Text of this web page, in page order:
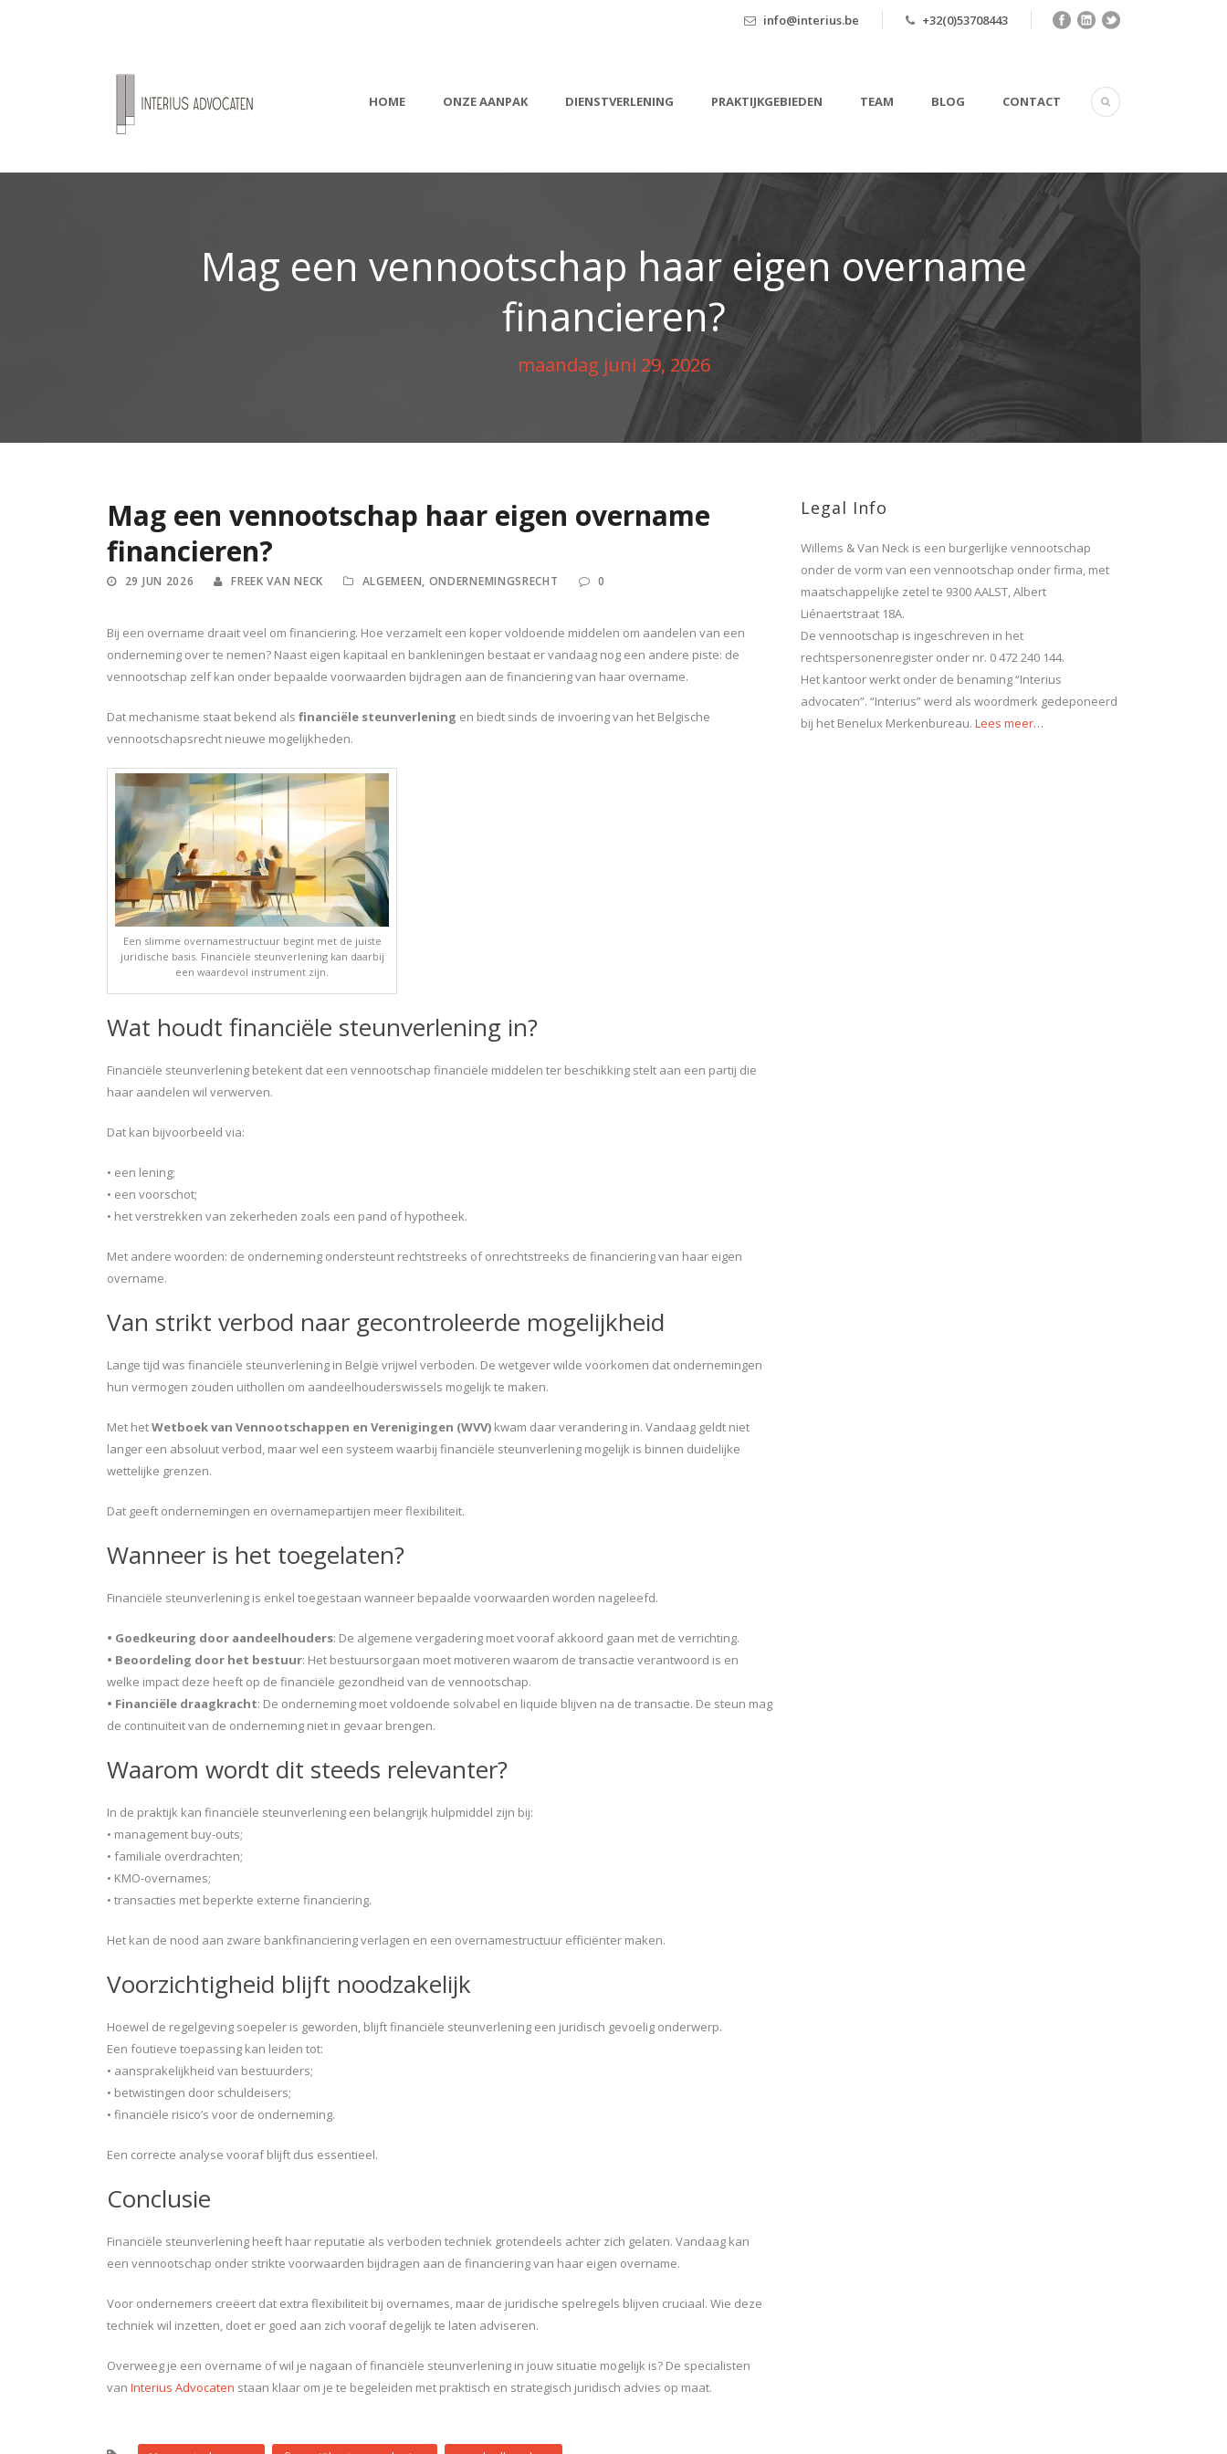
info@interius.be +32(0)53708443
HOME ONZE AANPAK DIENSTVERLENING PRAKTIJKGEBIEDEN TEAM BLOG CONTACT
Mag een vennootschap haar eigen overname
financieren?
maandag juni 29, 2026
Mag een vennootschap haar eigen overname
financieren?
29 JUN 2026 FREEK VAN NECK ALGEMEEN, ONDERNEMINGSRECHT 0
Bij een overname draait veel om financiering. Hoe verzamelt een koper voldoende middelen om aandelen van een
onderneming over te nemen? Naast eigen kapitaal en bankleningen bestaat er vandaag nog een andere piste: de
vennootschap zelf kan onder bepaalde voorwaarden bijdragen aan de financiering van haar overname.
Dat mechanisme staat bekend als financiële steunverlening en biedt sinds de invoering van het Belgische
vennootschapsrecht nieuwe mogelijkheden.
Een slimme overnamestructuur begint met de juiste
juridische basis. Financiële steunverlening kan daarbij
een waardevol instrument zijn.
Wat houdt financiële steunverlening in?
Financiële steunverlening betekent dat een vennootschap financiële middelen ter beschikking stelt aan een partij die
haar aandelen wil verwerven.
Dat kan bijvoorbeeld via:
• een lening;
• een voorschot;
• het verstrekken van zekerheden zoals een pand of hypotheek.
Met andere woorden: de onderneming ondersteunt rechtstreeks of onrechtstreeks de financiering van haar eigen
overname.
Van strikt verbod naar gecontroleerde mogelijkheid
Lange tijd was financiële steunverlening in België vrijwel verboden. De wetgever wilde voorkomen dat ondernemingen
hun vermogen zouden uithollen om aandeelhouderswissels mogelijk te maken.
Met hetWetboek van Vennootschappen en Verenigingen (WVV) kwam daar verandering in. Vandaag geldt niet
langer een absoluut verbod, maar wel een systeem waarbij financiële steunverlening mogelijk is binnen duidelijke
wettelijke grenzen.
Dat geeft ondernemingen en overnamepartijen meer flexibiliteit.
Wanneer is het toegelaten?
Financiële steunverlening is enkel toegestaan wanneer bepaalde voorwaarden worden nageleefd.
• Goedkeuring door aandeelhouders: De algemene vergadering moet vooraf akkoord gaan met de verrichting.
• Beoordeling door het bestuur: Het bestuursorgaan moet motiveren waarom de transactie verantwoord is en
welke impact deze heeft op de financiële gezondheid van de vennootschap.
• Financiële draagkracht: De onderneming moet voldoende solvabel en liquide blijven na de transactie. De steun mag
de continuïteit van de onderneming niet in gevaar brengen.
Waarom wordt dit steeds relevanter?
In de praktijk kan financiële steunverlening een belangrijk hulpmiddel zijn bij:
• management buy-outs;
• familiale overdrachten;
• KMO-overnames;
• transacties met beperkte externe financiering.
Het kan de nood aan zware bankfinanciering verlagen en een overnamestructuur efficiënter maken.
Voorzichtigheid blijft noodzakelijk
Hoewel de regelgeving soepeler is geworden, blijft financiële steunverlening een juridisch gevoelig onderwerp.
Een foutieve toepassing kan leiden tot:
• aansprakelijkheid van bestuurders;
• betwistingen door schuldeisers;
• financiële risico’s voor de onderneming.
Een correcte analyse vooraf blijft dus essentieel.
Conclusie
Financiële steunverlening heeft haar reputatie als verboden techniek grotendeels achter zich gelaten. Vandaag kan
een vennootschap onder strikte voorwaarden bijdragen aan de financiering van haar eigen overname.
Voor ondernemers creëert dat extra flexibiliteit bij overnames, maar de juridische spelregels blijven cruciaal. Wie deze
techniek wil inzetten, doet er goed aan zich vooraf degelijk te laten adviseren.
Overweeg je een overname of wil je nagaan of financiële steunverlening in jouw situatie mogelijk is? De specialisten
van Interius Advocaten staan klaar om je te begeleiden met praktisch en strategisch juridisch advies op maat.
Legal Info
Willems & Van Neck is een burgerlijke vennootschap
onder de vorm van een vennootschap onder firma, met
maatschappelijke zetel te 9300 AALST, Albert
Liénaertstraat 18A.
De vennootschap is ingeschreven in het
rechtspersonenregister onder nr. 0 472 240 144.
Het kantoor werkt onder de benaming “Interius
advocaten”. “Interius” werd als woordmerk gedeponeerd
bij het Benelux Merkenbureau. Lees meer…